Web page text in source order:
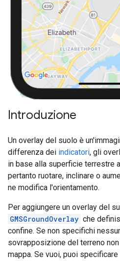
Introduzione
Un overlay del suolo è
differenza dei indicatori, gli
in base alla superficie terrestre
pertanto ruotare, inclinare o
ne modifica l'orientamento.
Per aggiungere un overlay del
GMSGroundOverlay che
confine. Se non specifichi
sovrapposizione del terreno
mappa. Se vuoi, puoi